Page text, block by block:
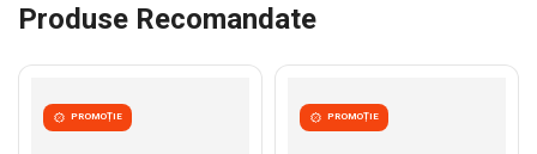
Produse Recomandate
PROMOȚIE PROMOȚIE